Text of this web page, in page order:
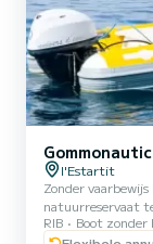
l'Estartit
Zonder
natuurreservaat
noorden, op 3 km
RIB Boot zonder